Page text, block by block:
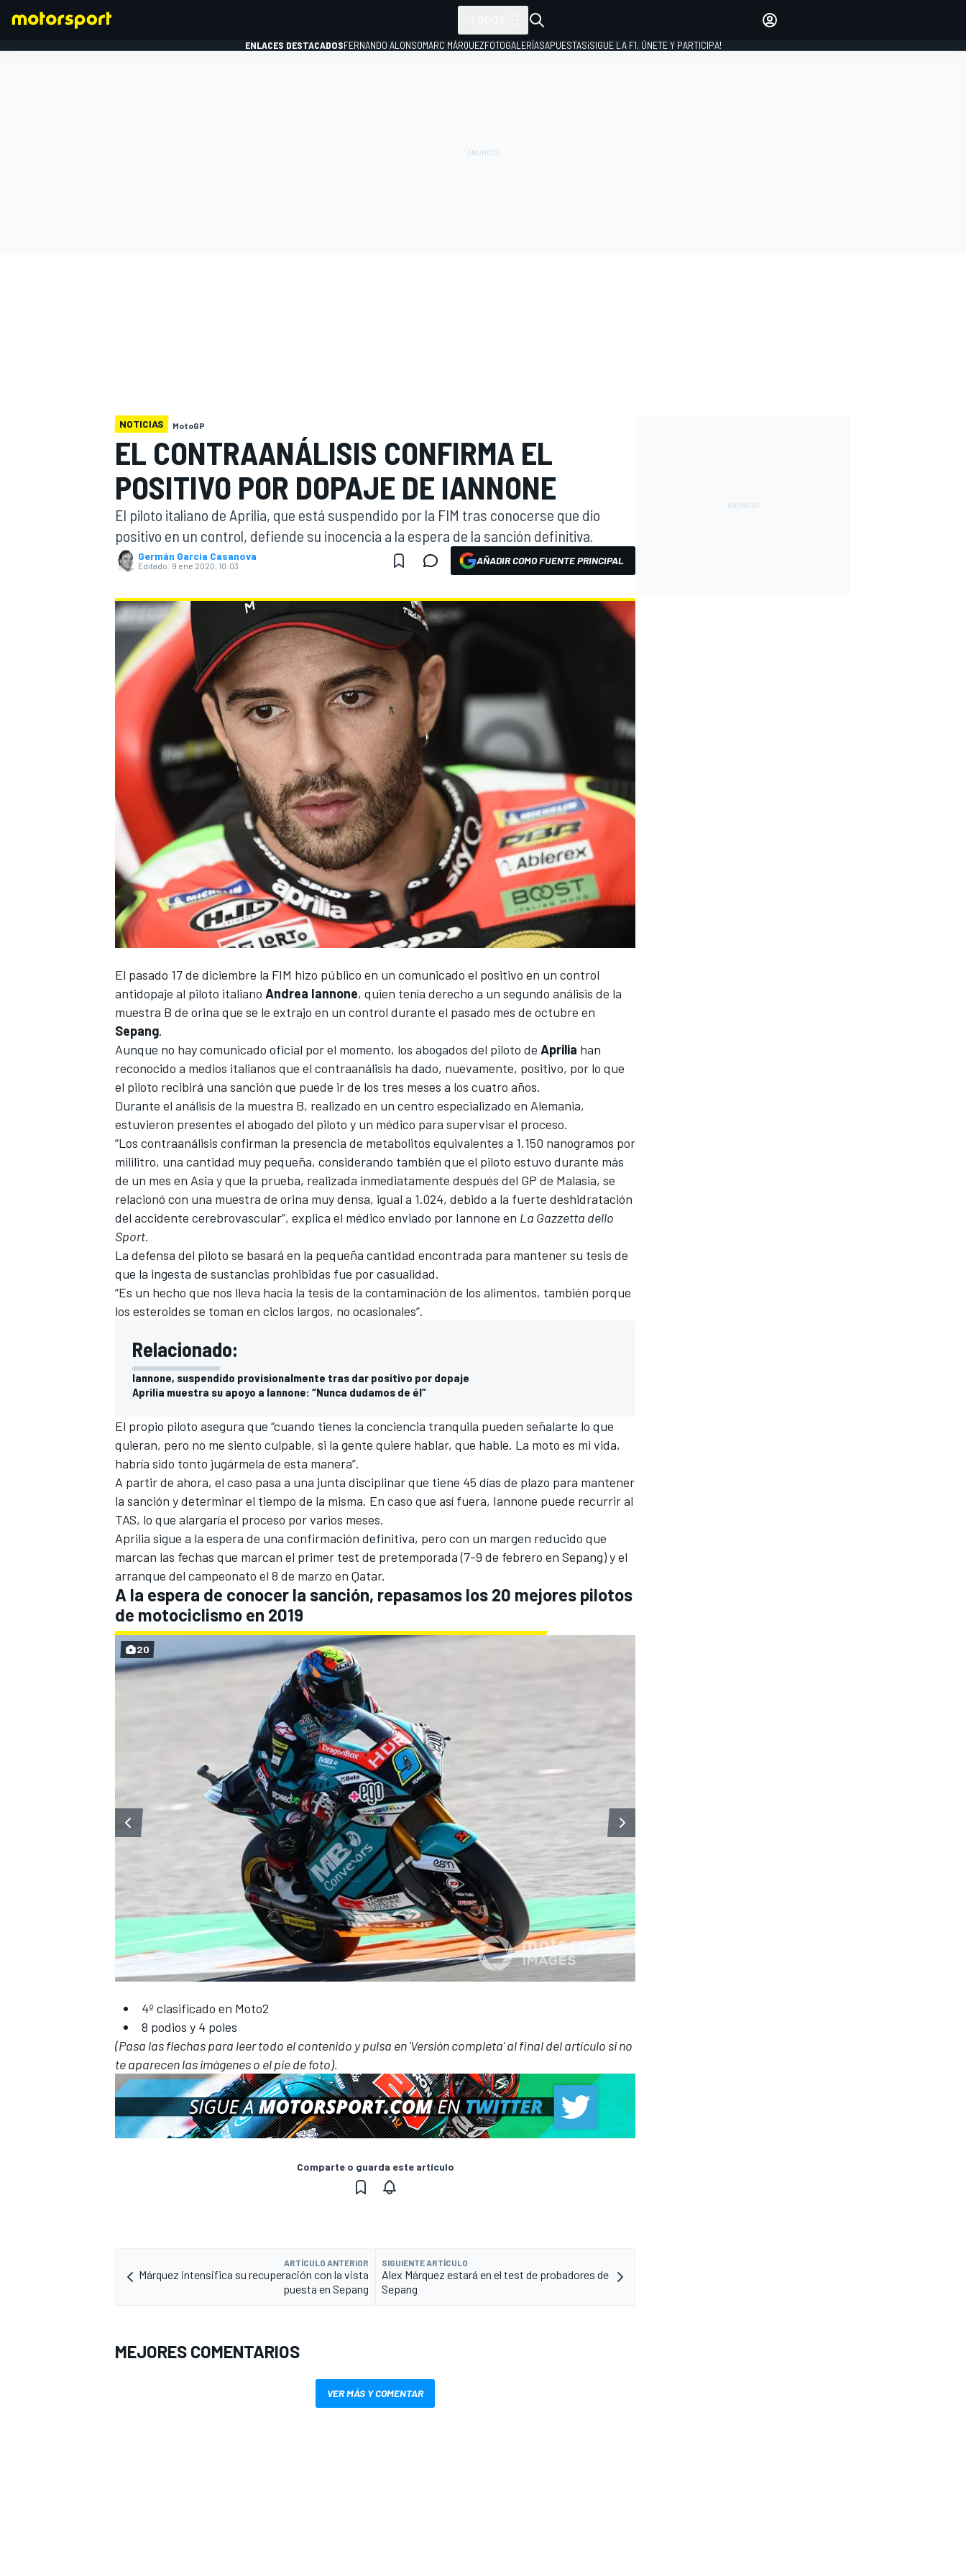
WEC
MÁS CATEGORÍAS
ENLACES DESTACADOSFERNANDO ALONSOMARC MÁRQUEZFOTOGALERÍASAPUESTAS¡SIGUE LA F1, ÚNETE Y PARTICIPA!
NOTICIAS MotoGP
EL CONTRAANÁLISIS CONFIRMA EL
POSITIVO POR DOPAJE DE IANNONE
El piloto italiano de Aprilia, que está suspendido por la FIM tras conocerse que dio
positivo en un control, defiende su inocencia a la espera de la sanción definitiva.
Germán Garcia Casanova
Editado: 9 ene 2020, 10:03 AÑADIR COMO FUENTE PRINCIPAL
El pasado 17 de diciembre la FIM hizo público en un comunicado el positivo en un control
antidopaje al piloto italiano Andrea Iannone, quien tenía derecho a un segundo análisis de la
muestra B de orina que se le extrajo en un control durante el pasado mes de octubre en
Sepang.
Aunque no hay comunicado oficial por el momento, los abogados del piloto de Aprilia han
reconocido a medios italianos que el contraanálisis ha dado, nuevamente, positivo, por lo que
el piloto recibirá una sanción que puede ir de los tres meses a los cuatro años.
Durante el análisis de la muestra B, realizado en un centro especializado en Alemania,
estuvieron presentes el abogado del piloto y un médico para supervisar el proceso.
“Los contraanálisis confirman la presencia de metabolitos equivalentes a 1.150 nanogramos por
mililitro, una cantidad muy pequeña, considerando también que el piloto estuvo durante más
de un mes en Asia y que la prueba, realizada inmediatamente después del GP de Malasia, se
relacionó con una muestra de orina muy densa, igual a 1.024, debido a la fuerte deshidratación
del accidente cerebrovascular”, explica el médico enviado por Iannone en La Gazzetta dello
Sport.
La defensa del piloto se basará en la pequeña cantidad encontrada para mantener su tesis de
que la ingesta de sustancias prohibidas fue por casualidad.
“Es un hecho que nos lleva hacia la tesis de la contaminación de los alimentos, también porque
los esteroides se toman en ciclos largos, no ocasionales”.
Relacionado:
Iannone, suspendido provisionalmente tras dar positivo por dopaje
Aprilia muestra su apoyo a Iannone: “Nunca dudamos de él”
El propio piloto asegura que “cuando tienes la conciencia tranquila pueden señalarte lo que
quieran, pero no me siento culpable, si la gente quiere hablar, que hable. La moto es mi vida,
habría sido tonto jugármela de esta manera”.
A partir de ahora, el caso pasa a una junta disciplinar que tiene 45 días de plazo para mantener
la sanción y determinar el tiempo de la misma. En caso que así fuera, Iannone puede recurrir al
TAS, lo que alargaría el proceso por varios meses.
Aprilia sigue a la espera de una confirmación definitiva, pero con un margen reducido que
marcan las fechas que marcan el primer test de pretemporada (7-9 de febrero en Sepang) y el
arranque del campeonato el 8 de marzo en Qatar.
A la espera de conocer la sanción, repasamos los 20 mejores pilotos
de motociclismo en 2019
4º clasificado en Moto2
8 podios y 4 poles
20
(Pasa las flechas para leer todo el contenido y pulsa en 'Versión completa' al final del artículo si no
te aparecen las imágenes o el pie de foto).
Comparte o guarda este artículo
ARTÍCULO ANTERIOR
Márquez intensifica su recuperación con la vista
puesta en Sepang
SIGUIENTE ARTÍCULO
Alex Márquez estará en el test de probadores de
Sepang
MEJORES COMENTARIOS
VER MÁS Y COMENTAR